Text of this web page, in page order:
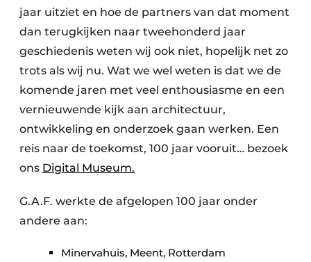
jaar uitziet en hoe de partners van dat moment
dan terugkijken naar tweehonderd jaar
geschiedenis weten wij ook niet, hopelijk net zo
trots als wij nu. Wat we wel weten is dat we de
komende jaren met veel enthousiasme en een
vernieuwende kijk aan architectuur,
ontwikkeling en onderzoek gaan werken. Een
reis naar de toekomst, 100 jaar vooruit… bezoek
ons Digital Museum.
G.A.F. werkte de afgelopen 100 jaar onder
andere aan:
Minervahuis, Meent, Rotterdam